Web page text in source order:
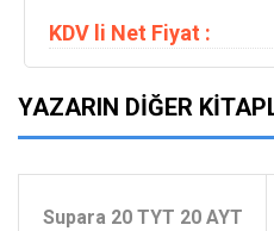
KDV li Net Fiyat :
YAZARIN DIĞER
Supara 20 TYT 20 AYT